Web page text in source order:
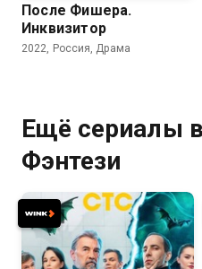
После Фишера.
Инквизитор
2022, Россия, Драма
Ещё сериалы
Фэнтези